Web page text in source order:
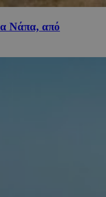
Νάπα, από